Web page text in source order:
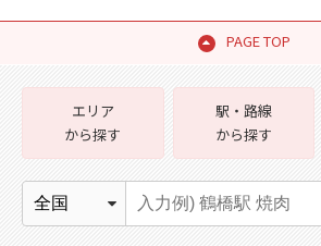
PAGE TOP
エリア
から探す
駅・路線
から探す